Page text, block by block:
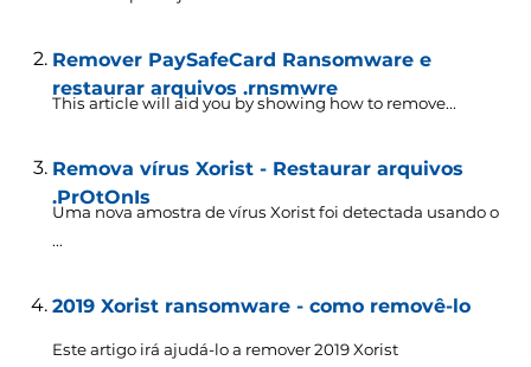
Remover PaySafeCard Ransomware e
restaurar arquivos .rnsmwre
This article will aid you by showing how to remove...
Remova vírus Xorist - Restaurar arquivos
.PrOtOnIs
Uma nova amostra de vírus Xorist foi detectada usando o
...
2019 Xorist ransomware - como removê-lo
Este artigo irá ajudá-lo a remover 2019 Xorist